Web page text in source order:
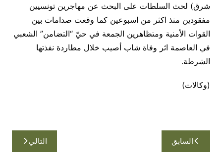
شرق) لحث السلطات على البحث عن مهاجرين تونسيين
مفقودين منذ اكثر من اسبوعين كما وقعت صدامات بين
القوات الأمنية ومتظاهرين الجمعة في حيّ “التضامن” الشعبي
في العاصمة اثر وفاة شاب أصيب خلال مطاردة نفذتها
الشرطة.
(وكالات)
تصفّح
المقالات
السابق التالي